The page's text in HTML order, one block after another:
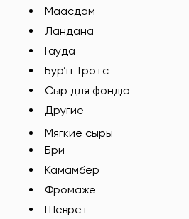
Маасдам
Ландана
Гауда
Бур’н Тротс
Сыр для фондю
Другие
Мягкие сыры
Бри
Камамбер
Фромаже
Шеврет